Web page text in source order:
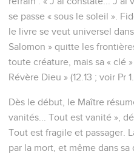
se passe « sous le soleil ».
le livre se veut universel
Salomon » quitte les
toute créature, mais sa « clé
Révère Dieu » (12.13 ; voir Pr
Dès le début, le Maître
vanités... Tout est vanité »,
Tout est fragile et passager.
par la mort, et même dans